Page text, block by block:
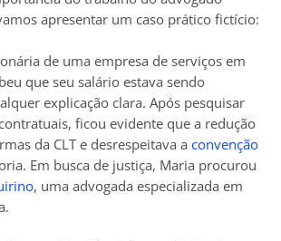
apresentar um caso prático fictício:
de uma empresa de serviços em
que seu salário estava sendo
explicação clara. Após pesquisar
ficou evidente que a redução
da CLT e desrespeitava aconvenção
Em busca de justiça, Maria procurou
, uma advogada especializada em